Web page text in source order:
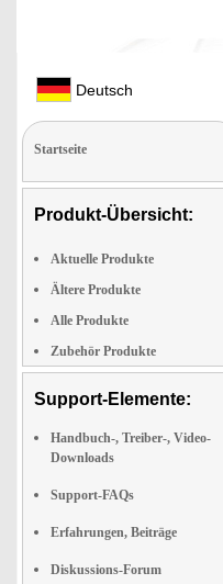
Deutsch
Startseite
Produkt-Übersicht:
Aktuelle Produkte
Ältere Produkte
Alle Produkte
Zubehör Produkte
Support-Elemente:
Handbuch-, Treiber-, Video-
Downloads
Support-FAQs
Erfahrungen, Beiträge
Diskussions-Forum